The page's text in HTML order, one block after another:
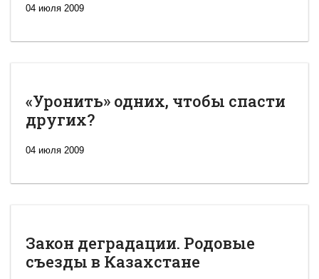
04 июля 2009
«Уронить» одних, чтобы спасти
других?
04 июля 2009
Закон деградации. Родовые
съезды в Казахстане